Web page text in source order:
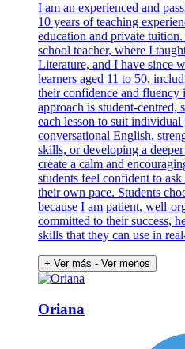
I am an experienced and
10 years of teaching
education and private
school teacher, where I
Literature, and I have since
learners aged 11 to 50,
their confidence and
approach is student-centred,
each lesson to suit
conversational English,
skills, or developing a
create a calm and
students feel confident to
their own pace. Students
because I am patient, well-
committed to their success,
skills that they can use in
+ Ver más - Ver menos
Oriana